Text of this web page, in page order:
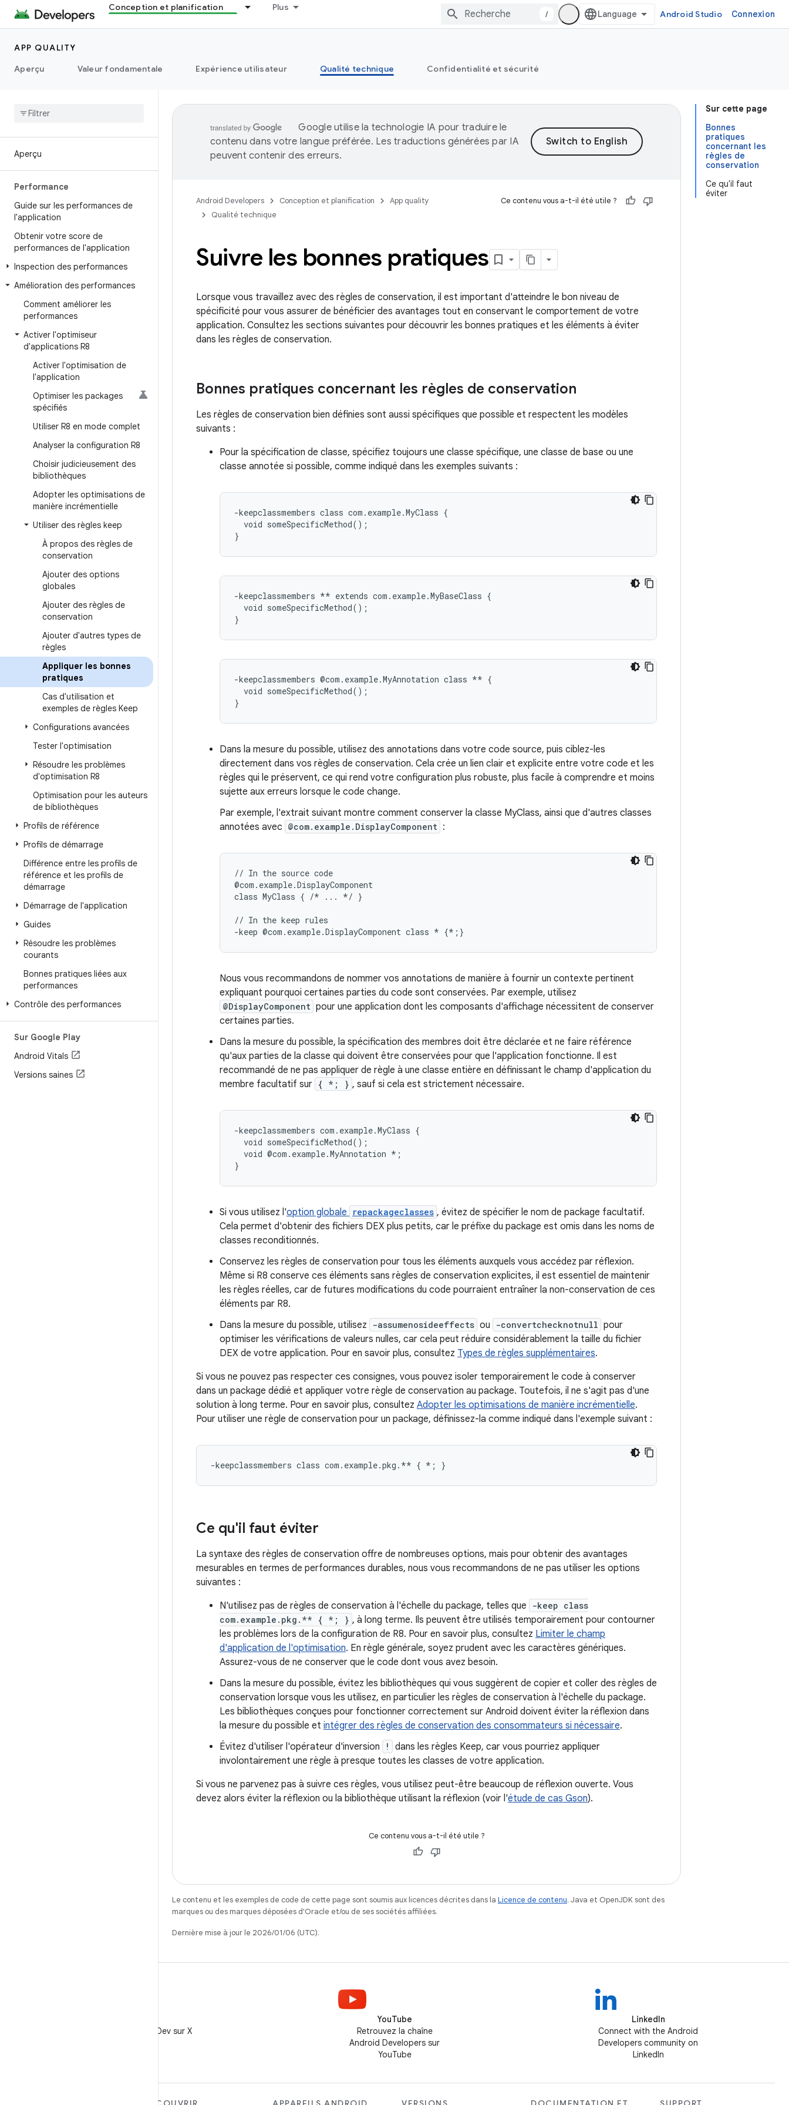
Conception et planification Plus
/ Android Studio Connexion
APP QUALITY
Aperçu
Valeur fondamentale Expérience utilisateur Qualité technique Confidentialité et sécurité
Aperçu
Performance
Guide sur les performances de
l'application
Obtenir votre score de
performances de l'application
Inspection des performances
Amélioration des performances
Comment améliorer les
performances
Activer l'optimiseur
d'applications R8
Activer l'optimisation de
l'application
Optimiser les packages
spécifiés
Utiliser R8 en mode complet
Analyser la configuration R8
Choisir judicieusement des
bibliothèques
Adopter les optimisations de
manière incrémentielle
Utiliser des règles keep
À propos des règles de
conservation
Ajouter des options
globales
Ajouter des règles de
conservation
Ajouter d'autres types de
règles
Appliquer les bonnes
pratiques
Cas d'utilisation et
exemples de règles Keep
Configurations avancées
Tester l'optimisation
Résoudre les problèmes
d'optimisation R8
Optimisation pour les auteurs
de bibliothèques
Profils de référence
Profils de démarrage
Différence entre les profils de
référence et les profils de
démarrage
Démarrage de l'application
Guides
Résoudre les problèmes
courants
Bonnes pratiques liées aux
performances
Contrôle des performances
Sur Google Play
Android Vitals
Versions saines
Sur cette page
Bonnes
pratiques
concernant les
règles de
conservation
Ce qu'il faut
éviter
Google utilise la technologie IA pour traduire le
contenu dans votre langue préférée. Les traductions générées par IA
peuvent contenir des erreurs.
Android Developers Conception et planification
App quality
Qualité technique
Ce contenu vous a-t-il été utile ?
Suivre les bonnes pratiques
Lorsque vous travaillez avec des règles de conservation, il est important d'atteindre le bon niveau de
spécificité pour vous assurer de bénéficier des avantages tout en conservant le comportement de votre
application. Consultez les sections suivantes pour découvrir les bonnes pratiques et les éléments à éviter
dans les règles de conservation.
Bonnes pratiques concernant les règles de conservation
Les règles de conservation bien définies sont aussi spécifiques que possible et respectent les modèles
suivants :
Pour la spécification de classe, spécifiez toujours une classe spécifique, une classe de base ou une
classe annotée si possible, comme indiqué dans les exemples suivants :
-keepclassmembers class com.example.MyClass {
  void someSpecificMethod();
-keepclassmembers ** extends com.example.MyBaseClass {
  void someSpecificMethod();
-keepclassmembers @com.example.MyAnnotation class ** {
  void someSpecificMethod();
Dans la mesure du possible, utilisez des annotations dans votre code source, puis ciblez-les
directement dans vos règles de conservation. Cela crée un lien clair et explicite entre votre code et les
règles qui le préservent, ce qui rend votre configuration plus robuste, plus facile à comprendre et moins
sujette aux erreurs lorsque le code change.
Par exemple, l'extrait suivant montre comment conserver la classe MyClass, ainsi que d'autres classes
annotées avec @com.example.DisplayComponent :
// In the source code
@com.example.DisplayComponent
class MyClass { /* ... */ }
// In the keep rules
Nous vous recommandons de nommer vos annotations de manière à fournir un contexte pertinent
expliquant pourquoi certaines parties du code sont conservées. Par exemple, utilisez
@DisplayComponent pour une application dont les composants d'affichage nécessitent de conserver
certaines parties.
Dans la mesure du possible, la spécification des membres doit être déclarée et ne faire référence
qu'aux parties de la classe qui doivent être conservées pour que l'application fonctionne. Il est
recommandé de ne pas appliquer de règle à une classe entière en définissant le champ d'application du
membre facultatif sur { *; } , sauf si cela est strictement nécessaire.
-keepclassmembers com.example.MyClass {
  void someSpecificMethod();
  void @com.example.MyAnnotation *;
Si vous utilisez l'option globale repackageclasses , évitez de spécifier le nom de package facultatif.
Cela permet d'obtenir des fichiers DEX plus petits, car le préfixe du package est omis dans les noms de
classes reconditionnés.
Conservez les règles de conservation pour tous les éléments auxquels vous accédez par réflexion.
Même si R8 conserve ces éléments sans règles de conservation explicites, il est essentiel de maintenir
les règles réelles, car de futures modifications du code pourraient entraîner la non-conservation de ces
éléments par R8.
Dans la mesure du possible, utilisez
-assumenosideeffects ou -convertchecknotnull pour
optimiser les vérifications de valeurs nulles, car cela peut réduire considérablement la taille du fichier
DEX de votre application. Pour en savoir plus, consultez Types de règles supplémentaires.
Si vous ne pouvez pas respecter ces consignes, vous pouvez isoler temporairement le code à conserver
dans un package dédié et appliquer votre règle de conservation au package. Toutefois, il ne s'agit pas d'une
solution à long terme. Pour en savoir plus, consultez Adopter les optimisations de manière incrémentielle.
Pour utiliser une règle de conservation pour un package, définissez-la comme indiqué dans l'exemple suivant :
Ce qu'il faut éviter
La syntaxe des règles de conservation offre de nombreuses options, mais pour obtenir des avantages
mesurables en termes de performances durables, nous vous recommandons de ne pas utiliser les options
suivantes :
N'utilisez pas de règles de conservation à l'échelle du package, telles que
-keep class
com.example.pkg.** { *; } , à long terme. Ils peuvent être utilisés temporairement pour contourner
les problèmes lors de la configuration de R8. Pour en savoir plus, consultez Limiter le champ
d'application de l'optimisation. En règle générale, soyez prudent avec les caractères génériques.
Assurez-vous de ne conserver que le code dont vous avez besoin.
Dans la mesure du possible, évitez les bibliothèques qui vous suggèrent de copier et coller des règles de
conservation lorsque vous les utilisez, en particulier les règles de conservation à l'échelle du package.
Les bibliothèques conçues pour fonctionner correctement sur Android doivent éviter la réflexion dans
la mesure du possible et intégrer des règles de conservation des consommateurs si nécessaire.
Évitez d'utiliser l'opérateur d'inversion
!
dans les règles Keep, car vous pourriez appliquer
involontairement une règle à presque toutes les classes de votre application.
Si vous ne parvenez pas à suivre ces règles, vous utilisez peut-être beaucoup de réflexion ouverte. Vous
devez alors éviter la réflexion ou la bibliothèque utilisant la réflexion (voir l'étude de cas Gson).
Ce contenu vous a-t-il été utile ?
Le contenu et les exemples de code de cette page sont soumis aux licences décrites dans la Licence de contenu. Java et OpenJDK sont des
marques ou des marques déposées d'Oracle et/ou de ses sociétés affiliées.
Dernière mise à jour le 2026/01/06 (UTC).
Suivez @AndroidDev sur X
YouTube
Retrouvez la chaîne
Android Developers sur
YouTube
LinkedIn
Connect with the Android
Developers community on
LinkedIn